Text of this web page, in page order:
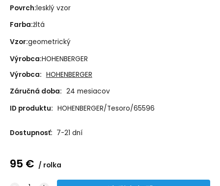
Povrch:lesklý vzor
Farba:žltá
Vzor:geometrický
Výrobca:HOHENBERGER
Výrobca: HOHENBERGER
Záručná doba: 24 mesiacov
ID produktu: HOHENBERGER/Tesoro/65596
Dostupnosť: 7-21 dní
95 € rolka